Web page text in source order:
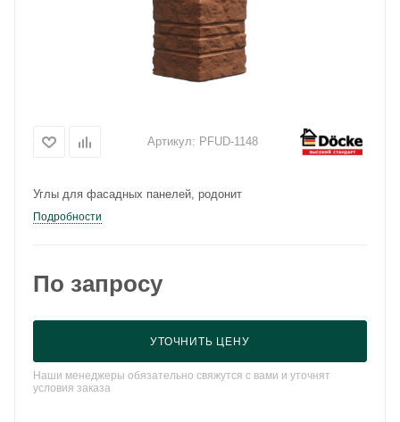
Артикул: PFUD-1148
Углы для фасадных панелей, родонит
Подробности
По запросу
УТОЧНИТЬ ЦЕНУ
Наши менеджеры обязательно свяжутся с вами и уточнят
условия заказа